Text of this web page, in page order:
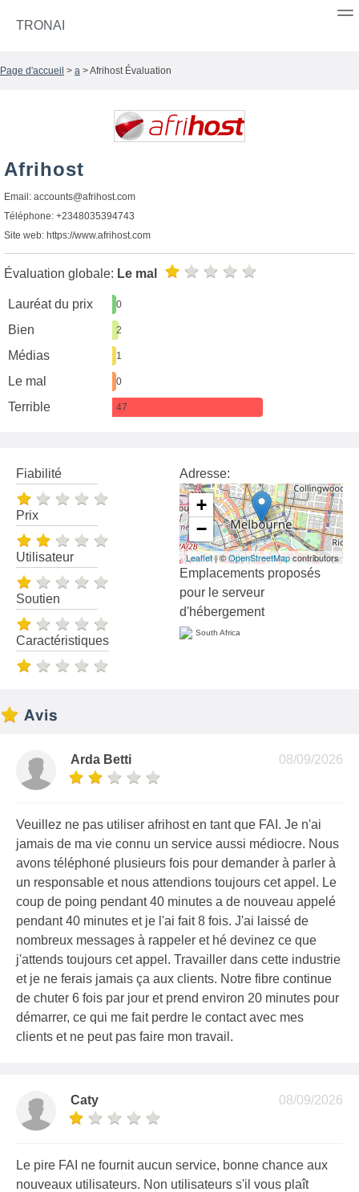
TRONAI
Page d'accueil > a > Afrihost Évaluation
Afrihost
Email: accounts@afrihost.com
Téléphone: +2348035394743
Site web: https://www.afrihost.com
Évaluation globale: Le mal
Lauréat du prix 0
Bien 2
Médias 1
Le mal 0
Terrible 47
Fiabilité
Prix
Utilisateur
Soutien
Caractéristiques
Adresse:
+
−
Leaflet| ©OpenStreetMapcontributors
Emplacements proposés
pour le serveur
d'hébergement
South Africa
Avis
08/09/2026
Arda Betti
Veuillez ne pas utiliser afrihost en tant que FAI. Je n'ai
jamais de ma vie connu un service aussi médiocre. Nous
avons téléphoné plusieurs fois pour demander à parler à
un responsable et nous attendions toujours cet appel. Le
coup de poing pendant 40 minutes a de nouveau appelé
pendant 40 minutes et je l'ai fait 8 fois. J'ai laissé de
nombreux messages à rappeler et hé devinez ce que
j'attends toujours cet appel. Travailler dans cette industrie
et je ne ferais jamais ça aux clients. Notre fibre continue
de chuter 6 fois par jour et prend environ 20 minutes pour
démarrer, ce qui me fait perdre le contact avec mes
clients et ne peut pas faire mon travail.
08/09/2026
Caty
Le pire FAI ne fournit aucun service, bonne chance aux
nouveaux utilisateurs. Non utilisateurs s'il vous plaît